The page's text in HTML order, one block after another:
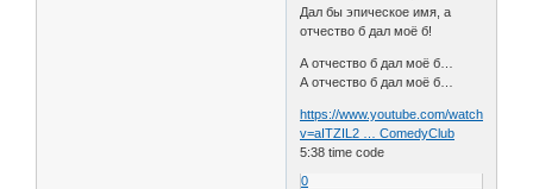
Дал бы эпическое имя, а
отчество б дал моё б!
А отчество б дал моё б…
А отчество б дал моё б…
https://www.youtube.com/watch?
v=aITZIL2 … ComedyClub
5:38 time code
0